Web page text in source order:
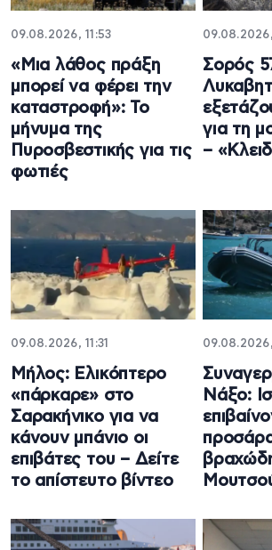
09.08.2026, 11:53
«Μια λάθος πράξη
μπορεί να φέρει την
καταστροφή»: Το
μήνυμα της
Πυροσβεστικής για τις
φωτιές
09.08.2026,
Σορός
για τη
–
09.08.2026, 11:31
Μήλος: Ελικόπτερο
«πάρκαρε» στο
Σαρακήνικο για να
κάνουν μπάνιο οι
επιβάτες του – Δείτε
το απίστευτο βίντεο
09.08.2026,
Νάξο: